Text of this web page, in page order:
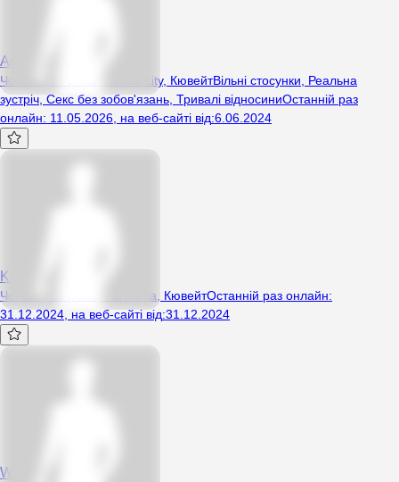
Ariyan2024
Чоловік, 26 років, Kuwait city, КювейтВільні стосунки, Реальна
зустріч, Секс без зобов'язань, Тривалі відносиниОстанній раз
онлайн: 11.05.2026, на веб-сайті від:6.06.2024
Kadar
Чоловік, 30 років, Farwania, КювейтОстанній раз онлайн:
31.12.2024 на веб-сайті від:31.12.2024
Williams